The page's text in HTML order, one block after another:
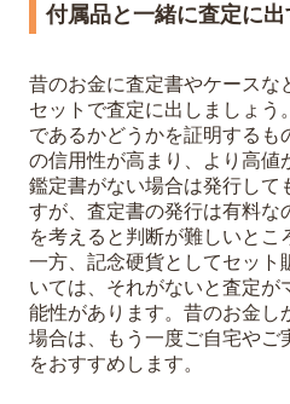
付属品と一緒に査定に出
昔のお金に査定書やケースな
セットで査定に出しましょう
であるかどうかを証明するも
の信用性が高まり、より高値
鑑定書がない場合は発行して
すが、査定書の発行は有料な
を考えると判断が難しいとこ
一方、記念硬貨としてセット
いては、それがないと査定が
能性があります。昔のお金し
場合は、もう一度ご自宅やご
をおすすめします。